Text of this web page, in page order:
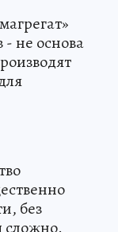
- не основа
без
сложно.